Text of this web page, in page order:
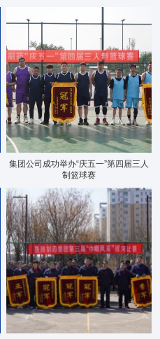
集团公司成功举办“庆五一”第四届三人
制篮球赛